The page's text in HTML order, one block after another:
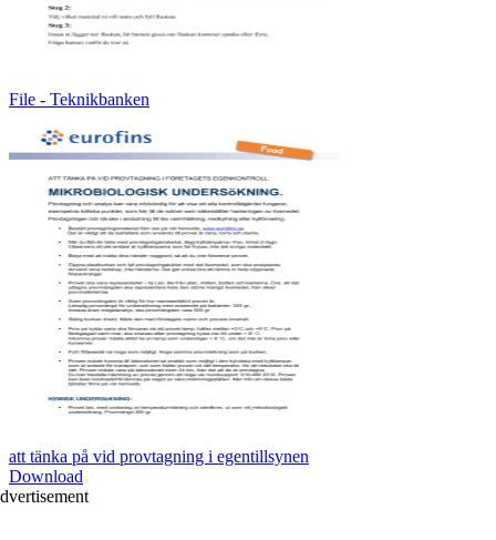
File - Teknikbanken
att tänka på vid provtagning i egentillsynen
Download